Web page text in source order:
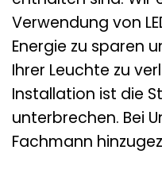
Verwendung von
Energie zu sparen
Ihrer Leuchte zu
Installation ist die
unterbrechen. Bei
Fachmann